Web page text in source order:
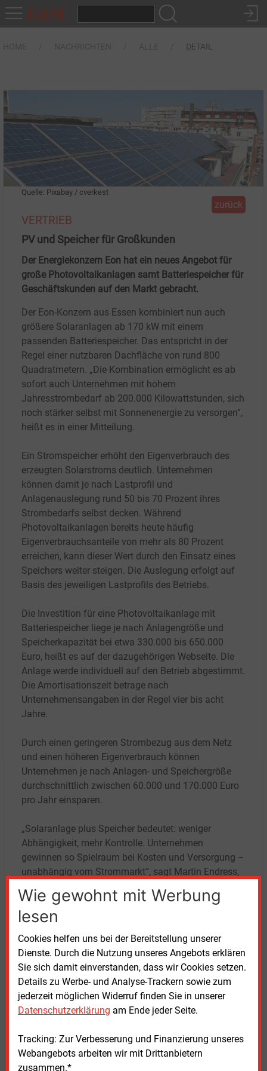
DETAIL
Wie gewohnt mit Werbung
lesen
Cookies helfen uns bei der Bereitstellung unserer
Dienste. Durch die Nutzung unseres Angebots erklären
Sie sich damit einverstanden, dass wir Cookies setzen.
Details zu Werbe- und Analyse-Trackern sowie zum
jederzeit möglichen Widerruf finden Sie in unserer
Datenschutzerklärung am Ende jeder Seite.
Tracking: Zur Verbesserung und Finanzierung unseres
Webangebots arbeiten wir mit Drittanbietern
zusammen.*
Quelle: Pixabay / cverkest
zurück
VERTRIEB
PV und Speicher für Großkunden
Der Energiekonzern Eon hat ein neues Angebot für
große Photovoltaikanlagen samt Batteriespeicher für
Geschäftskunden auf den Markt gebracht.
Der Eon-Konzern aus Essen kombiniert nun auch
größere Solaranlagen ab 170 kW mit einem
passenden Batteriespeicher. Das entspricht in der
Regel einer nutzbaren Dachfläche von rund 800
Quadratmetern. „Die Kombination ermöglicht es ab
sofort auch Unternehmen mit hohem
Jahresstrombedarf ab 200.000 Kilowattstunden, sich
noch stärker selbst mit Sonnenenergie zu versorgen“,
heißt es in einer Mitteilung.
Ein Stromspeicher erhöht den Eigenverbrauch des
erzeugten Solarstroms deutlich. Unternehmen
können damit je nach Lastprofil und
Anlagenauslegung rund 50 bis 70 Prozent ihres
Strombedarfs selbst decken. Während
Photovoltaikanlagen bereits heute häufig
Eigenverbrauchsanteile von mehr als 80 Prozent
erreichen, kann dieser Wert durch den Einsatz eines
Speichers weiter steigen. Die Auslegung erfolgt auf
Basis des jeweiligen Lastprofils des Betriebs.
Die Investition für eine Photovoltaikanlage mit
Batteriespeicher liege je nach Anlagengröße und
Speicherkapazität bei etwa 330.000 bis 650.000
Euro, heißt es auf der dazugehörigen Webseite. Die
Anlage werde individuell auf den Betrieb abgestimmt.
Die Amortisationszeit betrage nach
Unternehmensangaben in der Regel vier bis acht
Jahre.
Durch einen geringeren Strombezug aus dem Netz
und einen höheren Eigenverbrauch können
Unternehmen je nach Anlagen- und Speichergröße
durchschnittlich zwischen 60.000 und 170.000 Euro
pro Jahr einsparen.
„Solaranlage plus Speicher bedeutet: weniger
Abhängigkeit, mehr Kontrolle. Unternehmen
gewinnen so Spielraum bei Kosten und Versorgung –
unabhängig vom Strommarkt“, sagt Martin Endress,
der in der Geschäftsführung von Eon Deutschland für
Energielösungen verantwortlich ist.
Planung, Errichtung und Inbetriebnahme der Anlagen.
Darüber hinaus unterstützt das Unternehmen bei der
Anmeldung beim zuständigen Netzbetreiber sowie
bei weiteren erforderlichen Formalitäten. Die
Speicher- und Photovoltaiksysteme werden als
integrierte Gesamtlösung ausgelegt. Auf Wunsch
Elektrofahrzeuge sowie weitere
energiewirtschaftliche Dienstleistungen eingebunden